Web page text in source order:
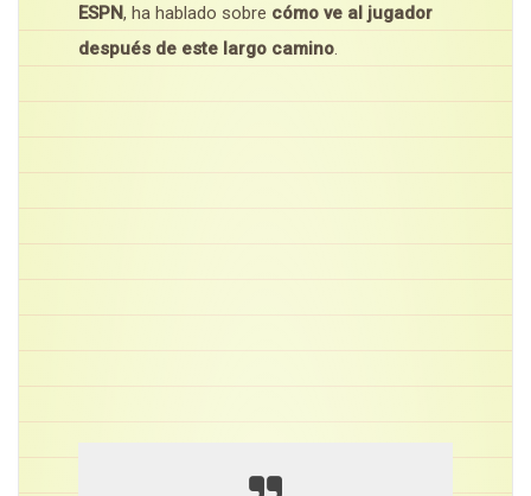
ESPN, ha hablado sobre cómo ve al jugador
después de este largo camino.